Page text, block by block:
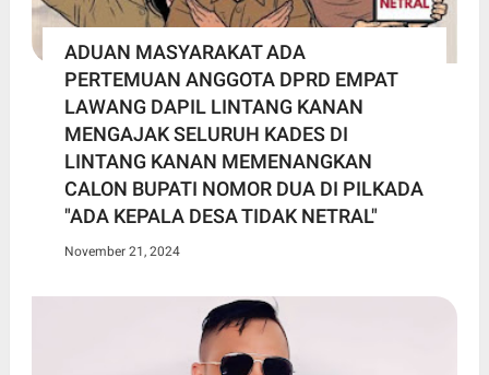
ADUAN MASYARAKAT ADA
PERTEMUAN ANGGOTA DPRD EMPAT
LAWANG DAPIL LINTANG KANAN
MENGAJAK SELURUH KADES DI
LINTANG KANAN MEMENANGKAN
CALON BUPATI NOMOR DUA DI PILKADA
"ADA KEPALA DESA TIDAK NETRAL"
November 21, 2024